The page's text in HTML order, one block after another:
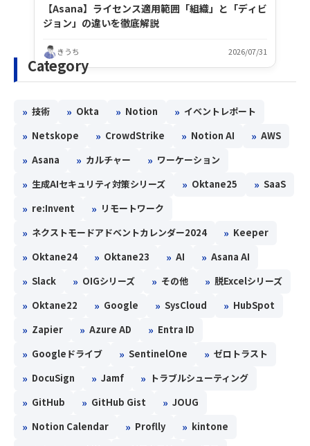
【Asana】ライセンス適用範囲「組織」と「ディビ
ジョン」の違いを徹底解説
きうち 2026/07/31
Category
» 技術 » Okta » Notion » イベントレポート
» Netskope » CrowdStrike » Notion AI » AWS
» Asana » カルチャー » ワーケーション
» 生成AIセキュリティ対策シリーズ » Oktane25 » SaaS
» re:Invent » リモートワーク
» ネクストモードアドベントカレンダー2024 » Keeper
» Oktane24 » Oktane23 » AI » Asana AI
» Slack » OIGシリーズ » その他 » 脱Excelシリーズ
» Oktane22 » Google » SysCloud » HubSpot
» Zapier » Azure AD » Entra ID
» Googleドライブ » SentinelOne » ゼロトラスト
» DocuSign » Jamf » トラブルシューティング
» GitHub » GitHub Gist » JOUG
» Notion Calendar » Proflly » kintone